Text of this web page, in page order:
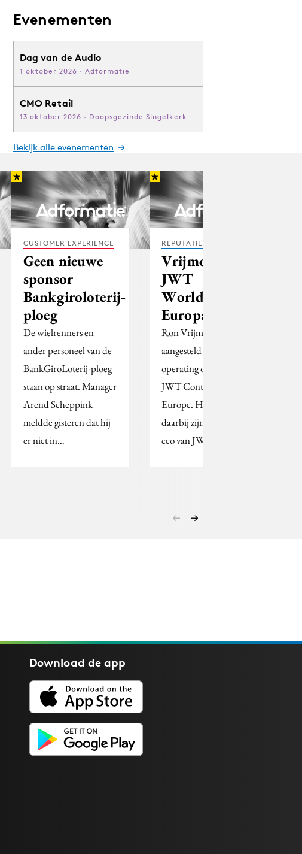
Evenementen
Dag van de Audio
1 oktober 2026 · Adformatie
CMO Retail
13 oktober 2026 · Doopsgezinde Singelkerk
Bekijk alle evenementen
CUSTOMER EXPERIENCE
Geen nieuwe
sponsor
Bankgiroloterij-
ploeg
De wielrenners en
ander personeel van de
BankGiroLoterij-ploeg
staan op straat. Manager
Arend Scheppink
meldde gisteren dat hij
er niet in…
REPUTATIE & CRISIS
Vrijmoet coo
JWT
Worldwide
Europa
Ron Vrijmoet is
aangesteld als chief
operating officer van
JWT Continental
Europe. Hij behoudt
daarbij zijn positie als
ceo van JWT…
Download deapp